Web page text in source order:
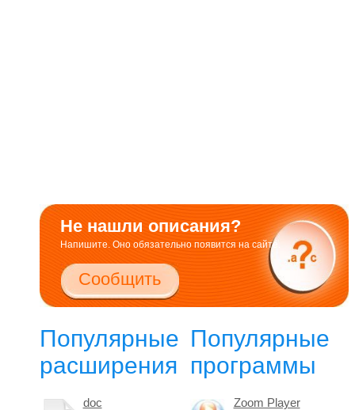
Не нашли описания?
Напишите. Оно обязательно появится на сайте.
Сообщить
Популярные
расширения
doc
Популярные
программы
Zoom Player